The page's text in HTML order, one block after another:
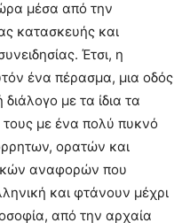
μέσα από την
κατασκευής και
Έτσι, η
ένα πέρασμα, μια οδός
με τα ίδια τα
τους με ένα πολύ πυκνό
ορατών και
αναφορών που
και φτάνουν μέχρι
από την αρχαία